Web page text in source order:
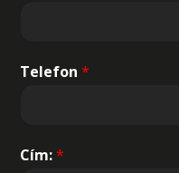
Telefon*
Cím:*